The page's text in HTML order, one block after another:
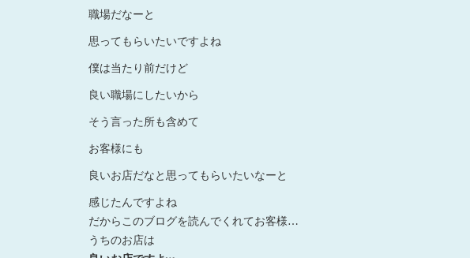
職場だなーと
思ってもらいたいですよね
僕は当たり前だけど
良い職場にしたいから
そう言った所も含めて
お客様にも
良いお店だなと思ってもらいたいなーと
感じたんですよね
だからこのブログを読んでくれてお客様…
うちのお店は